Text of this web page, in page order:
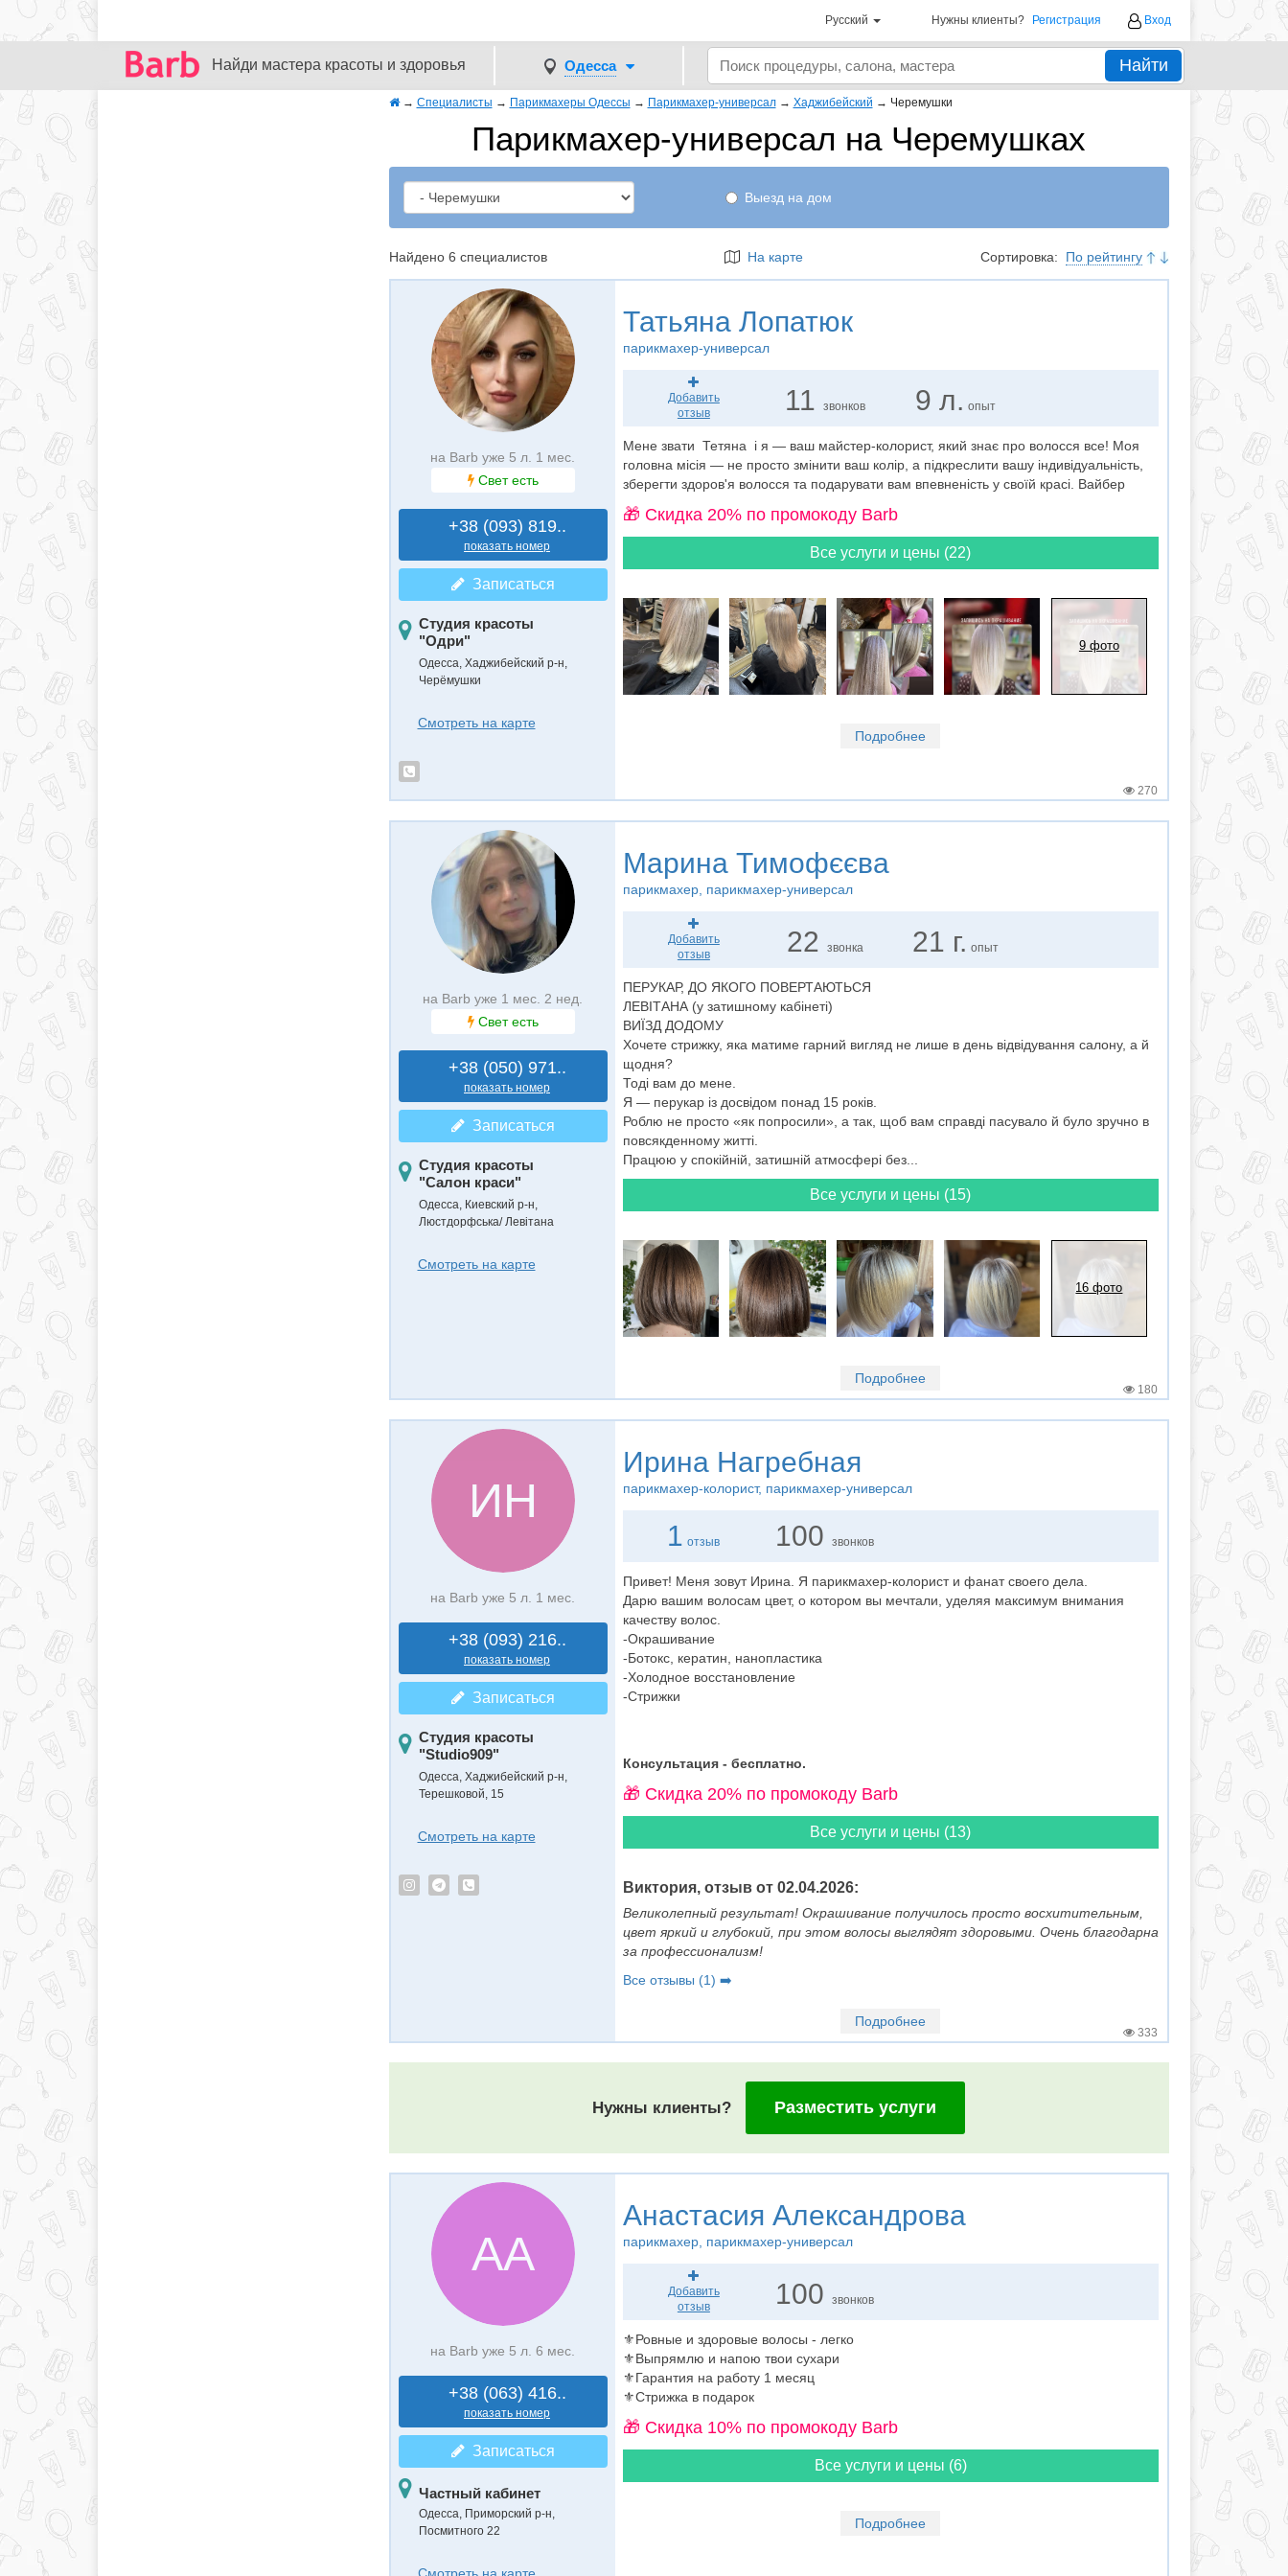
Русский Нужны клиенты? Регистрация Вход
Найди мастера красоты и здоровья Одесса Найти
→ Специалисты → Парикмахеры Одессы → Парикмахер-универсал → Хаджибейский → Черемушки
Парикмахер-универсал на Черемушках
Выезд на дом
Найдено 6 специалистов На карте Сортировка: По рейтингу
на Barb уже 5 л. 1 мес.
Свет есть
+38 (093) 819..
показать номер
Записаться
Студия красоты
"Одри"
Одесса, Хаджибейский р-н,
Черёмушки
Смотреть на карте
Татьяна Лопатюк
парикмахер-универсал
Добавить
отзыв
11 звонков 9 л. опыт
Мене звати Тетяна і я — ваш майстер-колорист, який знає про волосся все! Моя
головна місія — не просто змінити ваш колір, а підкреслити вашу індивідуальність,
зберегти здоров'я волосся та подарувати вам впевненість у своїй красі. Вайбер
🎁 Cкидка 20% по промокоду Barb
Все услуги и цены (22)
9 фото
Подробнее
270
на Barb уже 1 мес. 2 нед.
Свет есть
+38 (050) 971..
показать номер
Записаться
Студия красоты
"Салон краси"
Одесса, Киевский р-н,
Люстдорфська/ Левітана
Смотреть на карте
Марина Тимофєєва
парикмахер, парикмахер-универсал
Добавить
отзыв
22 звонка 21 г. опыт
ПЕРУКАР, ДО ЯКОГО ПОВЕРТАЮТЬСЯ
ЛЕВІТАНА (у затишному кабінеті)
ВИЇЗД ДОДОМУ
Хочете стрижку, яка матиме гарний вигляд не лише в день відвідування салону, а й
щодня?
Тоді вам до мене.
Я — перукар із досвідом понад 15 років.
Роблю не просто «як попросили», а так, щоб вам справді пасувало й було зручно в
повсякденному житті.
Працюю у спокійній, затишній атмосфері без...
Все услуги и цены (15)
16 фото
Подробнее
180
ИН
на Barb уже 5 л. 1 мес.
+38 (093) 216..
показать номер
Записаться
Студия красоты
"Studio909"
Одесса, Хаджибейский р-н,
Терешковой, 15
Смотреть на карте
Ирина Нагребная
парикмахер-колорист, парикмахер-универсал
1 отзыв 100звонков
Привет! Меня зовут Ирина. Я парикмахер-колорист и фанат своего дела.
Дарю вашим волосам цвет, о котором вы мечтали, уделяя максимум внимания
качеству волос.
-Окрашивание
-Ботокс, кератин, нанопластика
-Холодное восстановление
-Стрижки
Консультация - бесплатно.
🎁 Cкидка 20% по промокоду Barb
Все услуги и цены (13)
Виктория, отзыв от 02.04.2026:
Великолепный результат! Окрашивание получилось просто восхитительным,
цвет яркий и глубокий, при этом волосы выглядят здоровыми. Очень благодарна
за профессионализм!
Все отзывы (1) ➡️
Подробнее
333
Нужны клиенты? Разместить услуги
АА
на Barb уже 5 л. 6 мес.
+38 (063) 416..
показать номер
Записаться
Частный кабинет
Одесса, Приморский р-н,
Посмитного 22
Анастасия Александрова
парикмахер, парикмахер-универсал
Добавить
отзыв
100звонков
⚜Ровные и здоровые волосы - легко
⚜Выпрямлю и напою твои сухари
⚜Гарантия на работу 1 месяц
⚜Стрижка в подарок
🎁 Cкидка 10% по промокоду Barb
Все услуги и цены (6)
Подробнее